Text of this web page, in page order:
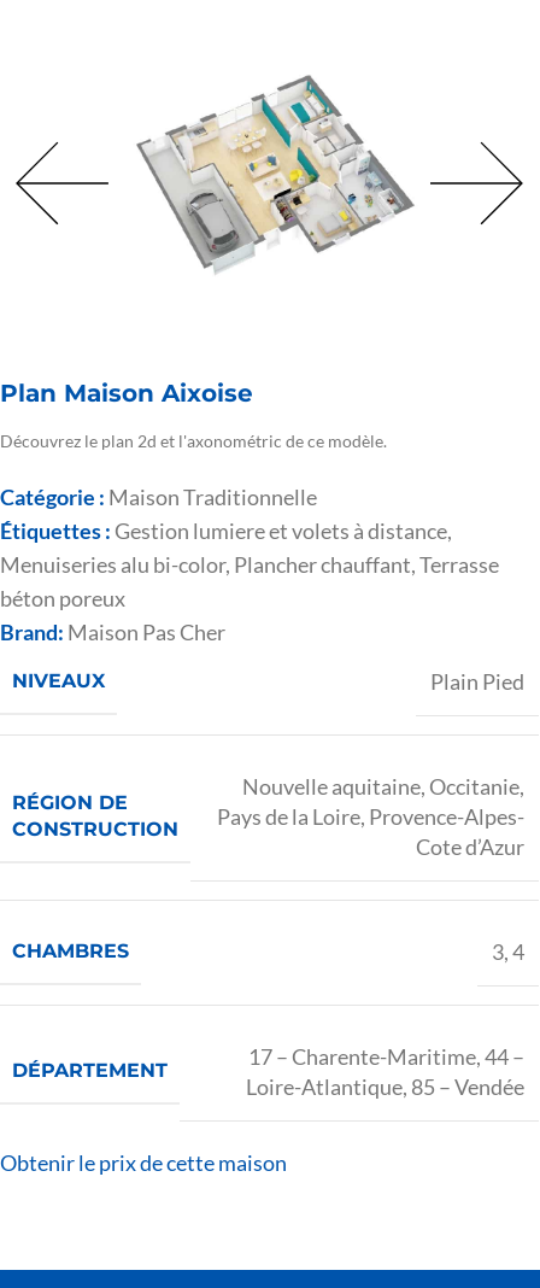
Plan Maison Aixoise
Découvrez le plan 2d et l'axonométric de ce modèle.
Catégorie : Maison Traditionnelle
Étiquettes : Gestion lumiere et volets à distance,
Menuiseries alu bi-color, Plancher chauffant,Terrasse
béton poreux
Brand: Maison Pas Cher
NIVEAUX Plain Pied
RÉGION DE
CONSTRUCTION
Nouvelle aquitaine, Occitanie,
Pays de la Loire, Provence-Alpes-
Cote d’Azur
CHAMBRES 3,4
DÉPARTEMENT
17 – Charente-Maritime,44 –
Loire-Atlantique, 85 – Vendée
Obtenir le prix de cette maison